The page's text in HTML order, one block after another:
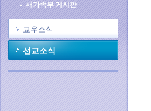
새가족부 게시판
교우소식
선교소식